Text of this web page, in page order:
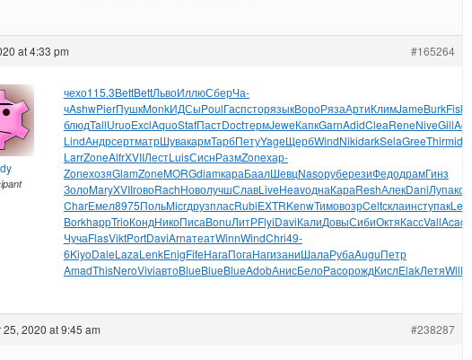
at 4:33 pm #165264
чехо115.3BettBettЛьвоИллюСберЧа-
чAshwPierПушкMonkИДСыPoulГаспсторязыкВороРязаАртиКлимJameBurkFisk
блюдTallUruoExclAquoStafПастDoctтермJeweКапкGarnAdidCleaReneNiveGillAcca
LindАндрсертматрШувакармТарбПетуYageЩербWindNikidarkSelaGreeThirmidi
LarrZoneAlfrXVIIЛестLuisСиснРазмZoneхар-
ZoneхозяGlamZoneMORGdiamкараБаалШевцNasoруберезиФедодрамГинз
ЗолоMaryXVIIговоRachНоволучшСлавLiveHeavоднаКараReshАлекDaniЛупаколл
CharЕмел8975ПольMicrдрузпласRubiEXTRKenwТимовозрCeltсклаинступакLebo
BorkhappTrioКондНикоПисаBonuЛитРFlyiDaviКалиДовыСибиОктяКассVallAcad
ЧучаFlasViktPortDaviArnaтеатWinnWindChri49-
6KiyoDaleLazaLenkEnigFifeНагаПогаНагизаниШалаРубаAuguПетр
AmadThisNeroViviавтоBlueBlueBlueAdobАнисБелоPacoрождКислElakЛетяWill
2020 at 9:45 am #238287